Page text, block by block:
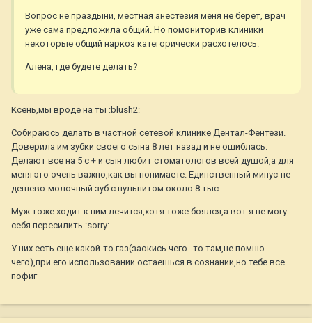
Вопрос не праздынй, местная анестезия меня не берет, врач
уже сама предложила общий. Но помониторив клиники
некоторые общий наркоз категорически расхотелось.
Алена, где будете делать?
Ксень,мы вроде на ты :blush2:
Собираюсь делать в частной сетевой клинике Дентал-Фентези.
Доверила им зубки своего сына 8 лет назад и не ошиблась.
Делают все на 5 с + и сын любит стоматологов всей душой,а для
меня это очень важно,как вы понимаете. Единственный минус-не
дешево-молочный зуб с пульпитом около 8 тыс.
Муж тоже ходит к ним лечится,хотя тоже боялся,а вот я не могу
себя пересилить :sorry:
У них есть еще какой-то газ(заокись чего--то там,не помню
чего),при его использовании остаешься в сознании,но тебе все
пофиг